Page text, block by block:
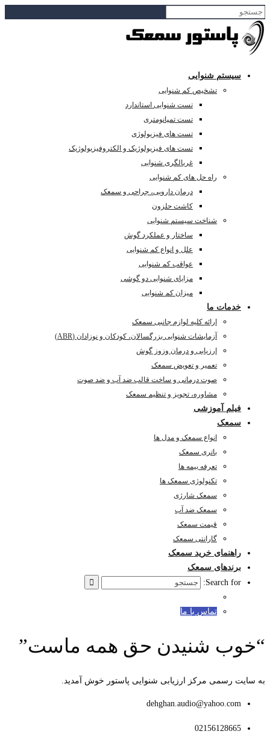
سیستم شنوایی
تشخیص کم شنوایی
تست شنوایی استاندارد
تست تمپانومتری
تست های فیزیولوژی
تست های فیزیولوژیک و الکتروفیزیولوژیک
غربالگری شنوایی
راه حل های کم شنوایی
درمان دارویی، جراحی و سمعک
کاشت حلزون
شناخت سیستم شنوایی
ساختار و عملکرد گوش
علل و انواع کم شنوایی
عواقب کم شنوایی
مزایای شنوایی دو گوشی
میزان کم شنوایی
خدمات ما
ارائه کلیه لوازم جانبی سمعک
آزمایشات شنوایی بزرگسالان، کودکان و نوزادان (ABR)
ارزیابی و درمان وزوز گوش
تعمیر و تعویض سمعک
صوت درمانی و ساخت قالب ضد آب و ضد صوت
مشاوره، تجویز و تنظیم سمعک
فیلم آموزشی
سمعک
انواع سمعک و مدل ها
باتری سمعک
تعرفه بیمه ها
تکنولوژی سمعک ها
سمعک شارژی
سمعک ضد آب
قیمت سمعک
گارانتی سمعک
راهنمای خرید سمعک
برندهای سمعک
Search for:
تماس با ما
“خوب شنیدن حق همه ماست”
به سایت رسمی مرکز ارزیابی شنوایی پاستور خوش آمدید.
dehghan.audio@yahoo.com
02156128665